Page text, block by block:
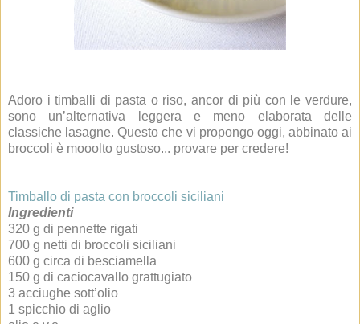
Adoro i timballi di pasta o riso, ancor di più con le verdure,
sono un’alternativa leggera e meno elaborata delle
classiche lasagne. Questo che vi propongo oggi, abbinato ai
broccoli è mooolto gustoso... provare per credere!
Timballo di pasta con broccoli siciliani
Ingredienti
320 g di pennette rigati
700 g netti di broccoli siciliani
600 g circa di besciamella
150 g di caciocavallo grattugiato
3 acciughe sott’olio
1 spicchio di aglio